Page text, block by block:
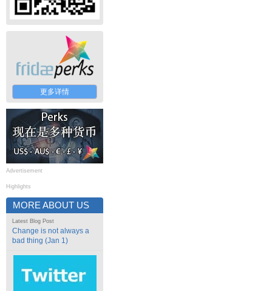
更多详情
Advertisement
Highlights
MORE ABOUT US
Latest Blog Post
Change is not always a
bad thing (Jan 1)